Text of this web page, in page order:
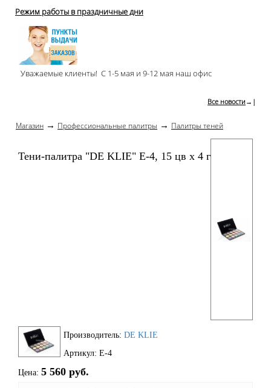
Режим работы в праздничные дни
Уважаемые клиенты! С 1-5 мая и 9-12 мая наш офис
Все новости →|
Магазин → Профессиональные палитры → Палитры теней
Тени-палитра "DE KLIE" Е-4, 15 цв х 4 г
Производитель: DE KLIE
Артикул: Е-4
Цена: 5 560 руб.